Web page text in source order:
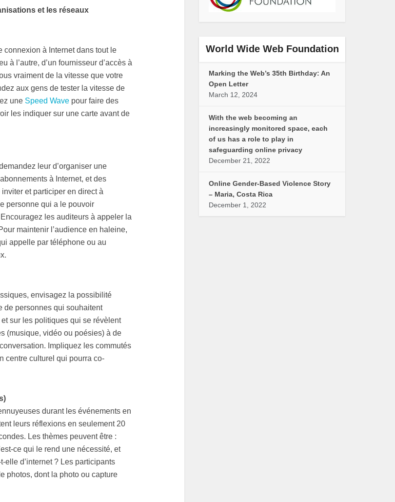
et les réseaux
connexion à Internet dans tout le
à l’autre, d’un fournisseur d’accès à
vraiment de la vitesse que votre
aux gens de tester la vitesse de
une Speed Wave pour faire des
les indiquer sur une carte avant de
leur d’organiser une
à Internet, et des
et participer en direct à
personne qui a le pouvoir
les auditeurs à appeler la
maintenir l’audience en haleine,
appelle par téléphone ou au
envisagez la possibilité
de personnes qui souhaitent
et sur les politiques qui se révèlent
(musique, vidéo ou poésies) à de
Impliquez les commutés
centre culturel qui pourra co-
durant les événements en
leurs réflexions en seulement 20
Les thèmes peuvent être :
ce qui le rend une nécessité, et
elle d’internet ? Les participants
photos, dont la photo ou capture
World Wide Web Foundation
Marking the Web’s 35th Birthday: An
Open Letter
March 12, 2024
With the web becoming an
increasingly monitored space, each
of us has a role to play in
safeguarding online privacy
December 21, 2022
Online Gender-Based Violence Story
– Maria, Costa Rica
December 1, 2022